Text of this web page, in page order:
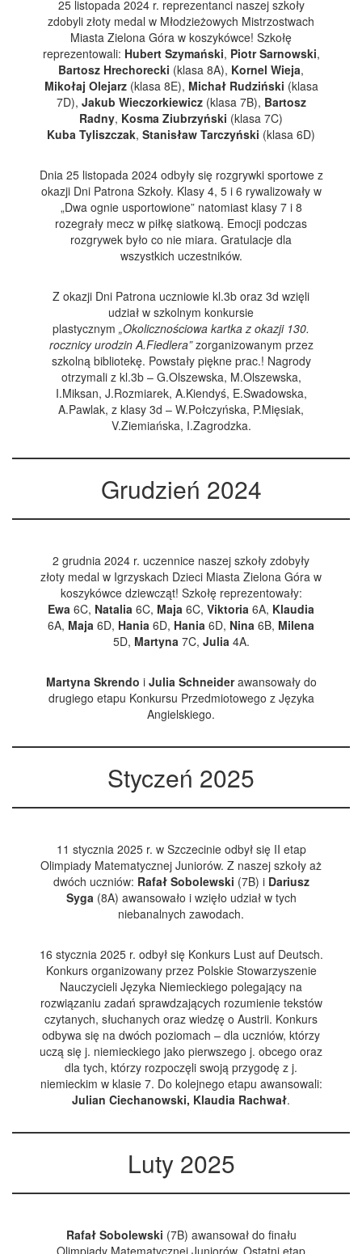
25 listopada 2024 r. reprezentanci naszej szkoły
zdobyli złoty medal w Młodzieżowych Mistrzostwach
Miasta Zielona Góra w koszykówce! Szkołę
reprezentowali: Hubert Szymański, Piotr Sarnowski,
Bartosz Hrechorecki (klasa 8A), Kornel Wieja,
Mikołaj Olejarz(klasa 8E), Michał Rudziński (klasa
7D), Jakub Wieczorkiewicz(klasa 7B), Bartosz
Radny, Kosma Ziubrzyński (klasa 7C)
Kuba Tyliszczak, Stanisław Tarczyński (klasa 6D)
Dnia 25 listopada 2024 odbyły się rozgrywki sportowe z
okazji Dni Patrona Szkoły. Klasy 4, 5 i 6 rywalizowały w
„Dwa ognie usportowione” natomiast klasy 7 i 8
rozegrały mecz w piłkę siatkową. Emocji podczas
rozgrywek było co nie miara. Gratulacje dla
wszystkich uczestników.
Z okazji Dni Patrona uczniowie kl.3b oraz 3d wzięli
udział w szkolnym konkursie
plastycznym „Okolicznościowa kartka z okazji 130.
rocznicy urodzin A.Fiedlera” zorganizowanym przez
szkolną bibliotekę. Powstały piękne prac.! Nagrody
otrzymali z kl.3b – G.Olszewska, M.Olszewska,
I.Miksan, J.Rozmiarek, A.Kiendyś, E.Swadowska,
A.Pawlak, z klasy 3d – W.Połczyńska, P.Mięsiak,
V.Ziemiańska, I.Zagrodzka.
Grudzień 2024
2 grudnia 2024 r. uczennice naszej szkoły zdobyły
złoty medal w Igrzyskach Dzieci Miasta Zielona Góra w
koszykówce dziewcząt! Szkołę reprezentowały:
Ewa 6C, Natalia 6C, Maja 6C, Viktoria 6A, Klaudia
6A, Maja 6D, Hania 6D, Hania 6D, Nina 6B, Milena
5D, Martyna 7C, Julia 4A.
Martyna Skrendo i Julia Schneiderawansowały do
drugiego etapu Konkursu Przedmiotowego z Języka
Angielskiego.
Styczeń 2025
11 stycznia 2025 r. w Szczecinie odbył się II etap
Olimpiady Matematycznej Juniorów. Z naszej szkoły aż
dwóch uczniów: Rafał Sobolewski (7B) i Dariusz
Syga (8A) awansowało i wzięło udział w tych
niebanalnych zawodach.
16 stycznia 2025 r. odbył się Konkurs Lust auf Deutsch.
Konkurs organizowany przez Polskie Stowarzyszenie
Nauczycieli Języka Niemieckiego polegający na
rozwiązaniu zadań sprawdzających rozumienie tekstów
czytanych, słuchanych oraz wiedzę o Austrii. Konkurs
odbywa się na dwóch poziomach – dla uczniów, którzy
uczą się j. niemieckiego jako pierwszego j. obcego oraz
dla tych, którzy rozpoczęli swoją przygodę z j.
niemieckim w klasie 7. Do kolejnego etapu awansowali:
Julian Ciechanowski, Klaudia Rachwał.
Luty 2025
Rafał Sobolewski (7B) awansował do finału
Olimpiady Matematycznej Juniorów. Ostatni etap